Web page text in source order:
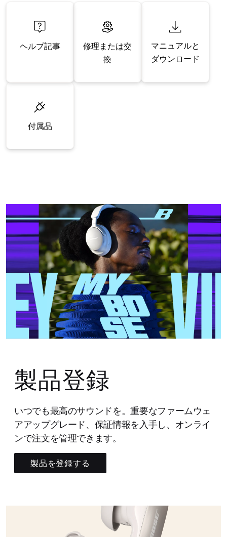
ヘルプ記事
修理または交
換
マニュアルと
ダウンロード
付属品
製品登録
いつでも最高のサウンドを。重要なファームウェ
アアップグレード、保証情報を入手し、オンライ
ンで注文を管理できます。
製品を登録する